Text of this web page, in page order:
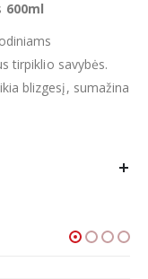
600ml
tirpiklio savybės.
blizgesį, sumažina